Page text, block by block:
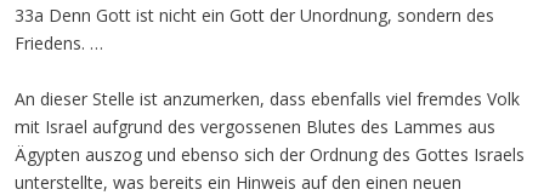
33a Denn Gott ist nicht ein Gott der Unordnung, sondern des
Friedens. …
An dieser Stelle ist anzumerken, dass ebenfalls viel fremdes Volk
mit Israel aufgrund des vergossenen Blutes des Lammes aus
Ägypten auszog und ebenso sich der Ordnung des Gottes Israels
unterstellte, was bereits ein Hinweis auf den einen neuen